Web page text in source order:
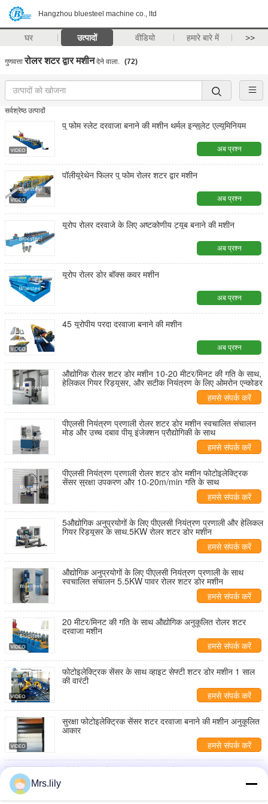
Hangzhou bluesteel machine co., ltd
घर उत्पादों वीडियो हमारे बारे में >>
गुणवत्ता रोलर शटर द्वार मशीनदेने वाला. (72)
सर्वश्रेष्ठ उत्पादों
पु फोम स्लेट दरवाजा बनाने की मशीन थर्मल इन्सुलेट एल्यूमिनियम
अब प्रश्न
पॉलीयूरेथेन फिलर पु फोम रोलर शटर द्वार मशीन
अब प्रश्न
यूरोप रोलर दरवाजे के लिए अष्टकोणीय ट्यूब बनाने की मशीन
अब प्रश्न
यूरोप रोलर डोर बॉक्स कवर मशीन
अब प्रश्न
45 यूरोपीय परदा दरवाजा बनाने की मशीन
अब प्रश्न
औद्योगिक रोलर शटर डोर मशीन 10-20 मीटर/मिनट की गति के साथ,
हेलिकल गियर रिड्यूसर, और सटीक नियंत्रण के लिए ओमरोन एन्कोडर
हमसे संपर्क करें
पीएलसी नियंत्रण प्रणाली रोलर शटर डोर मशीन स्वचालित संचालन
मोड और उच्च दबाव पीयू इंजेक्शन प्रौद्योगिकी के साथ
हमसे संपर्क करें
पीएलसी नियंत्रण प्रणाली रोलर शटर डोर मशीन फोटोइलेक्ट्रिक
सेंसर सुरक्षा उपकरण और 10-20m/min गति के साथ
हमसे संपर्क करें
5औद्योगिक अनुप्रयोगों के लिए पीएलसी नियंत्रण प्रणाली और हेलिकल
गियर रिड्यूसर के साथ.5KW रोलर शटर डोर मशीन
हमसे संपर्क करें
औद्योगिक अनुप्रयोगों के लिए पीएलसी नियंत्रण प्रणाली के साथ
स्वचालित संचालन 5.5KW पावर रोलर शटर डोर मशीन
हमसे संपर्क करें
20 मीटर/मिनट की गति के साथ औद्योगिक अनुकूलित रोलर शटर
दरवाजा मशीन
हमसे संपर्क करें
फोटोइलेक्ट्रिक सेंसर के साथ व्हाइट सेफ्टी शटर डोर मशीन 1 साल
की वारंटी
हमसे संपर्क करें
सुरक्षा फोटोइलेक्ट्रिक सेंसर शटर दरवाजा बनाने की मशीन अनुकूलित
आकार
हमसे संपर्क करें
औद्योगिक एसी मोटर शटर दरवाजा बनाने की मशीन अनुकूलित
Mrs.lily